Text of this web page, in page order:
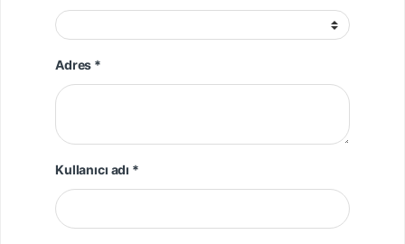
Adres *
Kullanıcı adı *Gerekli